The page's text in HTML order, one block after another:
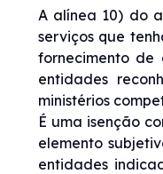
A alínea 10) do
serviços que
fornecimento
entidades
ministérios
É uma isenção
elemento
entidades